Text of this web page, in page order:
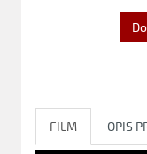
FILM OPIS